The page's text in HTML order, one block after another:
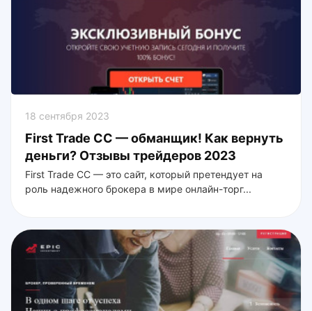
18 сентября 2023
First Trade CC — обманщик! Как вернуть
деньги? Отзывы трейдеров 2023
First Trade CC — это сайт, который претендует на
роль надежного брокера в мире онлайн-торг...